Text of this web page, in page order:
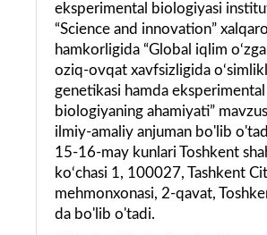
eksperimental biologiyasi
“Science and innovation”
hamkorligida “Global iqlim
oziq-ovqat xavfsizligida
genetikasi hamda eksperimental
biologiyaning ahamiyati”
ilmiy-аmаliy anjuman bo'lib
15-16-may kunlari Toshkent
ko‘chasi 1, 100027, Tashkent
mehmonxonasi, 2-qavat,
da bo'lib o'tadi.